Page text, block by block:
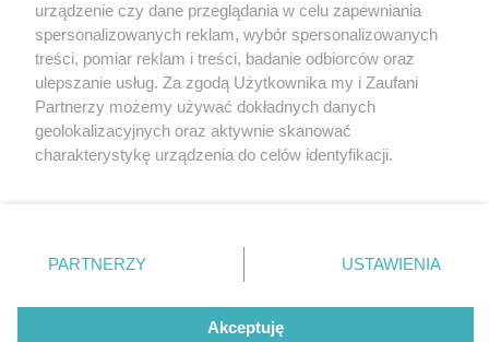
Szachy w Tychach2
Wróć do artykułu:
Nowe stoły do gry w szachy, warcaby i chińczyka
w tyskim parku pod „Żyrafą”
Nie zapomnij
zapoznać się z:
polityką prywatności regulamin korzystania z portali
Twojemiasto
Piekary Śląskie
Chorzów
Tarnowskie Góry
Gliwice
Skontakuj sięz nami
Kontakt
Wydawca
Redakcja
urządzenie czy dane przeglądania w celu zapewniania
spersonalizowanych reklam, wybór spersonalizowanych
treści, pomiar reklam i treści, badanie odbiorców oraz
ulepszanie usług. Za zgodą Użytkownika my i Zaufani
Partnerzy możemy używać dokładnych danych
geolokalizacyjnych oraz aktywnie skanować
charakterystykę urządzenia do celów identyfikacji.
zmienić/wycofać klikając przycisk ustawień prywatności
znajdujący się w lewym dolnym rogu strony
rodzaje przetwarzania danych nie wymagają zgody
użytkownika, ale masz prawo sprzeciwić się takiemu
PARTNERZY USTAWIENIA
Akceptuję